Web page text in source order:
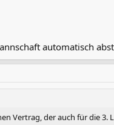
automatisch
Vertrag, der auch für die 3.